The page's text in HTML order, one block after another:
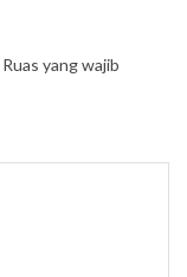
Ruas yang wajib